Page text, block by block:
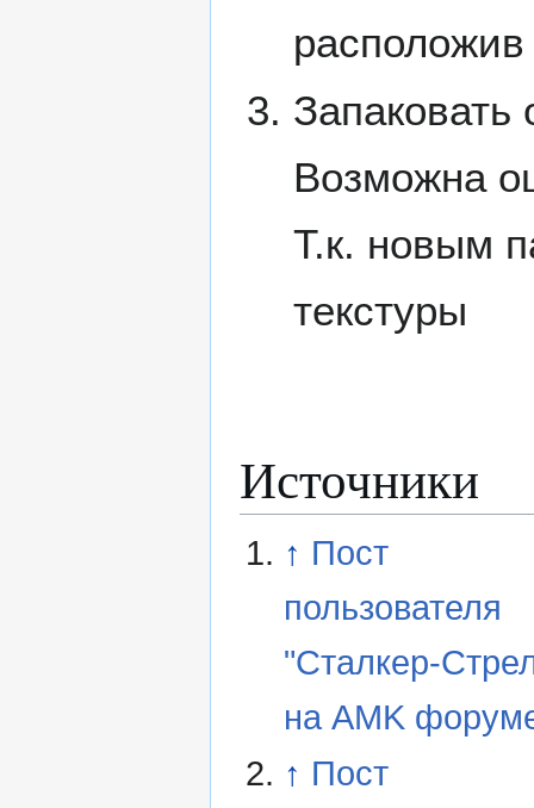
Запаковать
Возможна
Т.к. новым
текстуры
Источники
↑ Пост
пользователя
"Сталкер-
на AMK
↑ Пост